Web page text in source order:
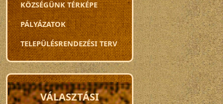
KÖZSÉGÜNK TÉRKÉPE
PÁLYÁZATOK
TELEPÜLÉSRENDEZÉSI TERV
VÁLASZTÁSI